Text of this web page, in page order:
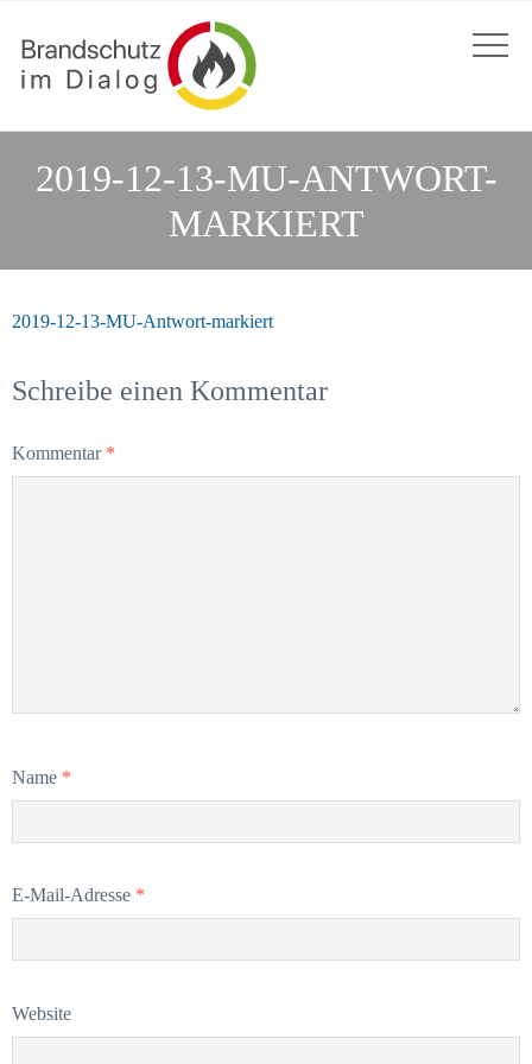
2019-12-13-MU-ANTWORT-
MARKIERT
2019-12-13-MU-Antwort-markiert
Schreibe einen Kommentar
Kommentar *
Name *
E-Mail-Adresse *
Website